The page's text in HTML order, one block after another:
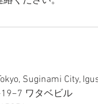
Suginami City,
ワタベビル